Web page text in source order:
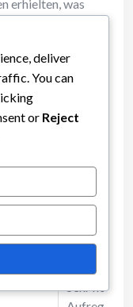
erhielten, was
Moderates
Interesse
Sehr hohe
deliver
You can
or Reject